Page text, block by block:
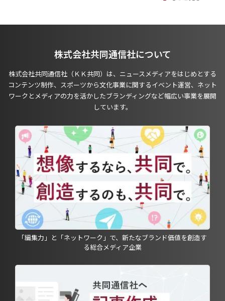
株式会社共同通信社について
株式会社共同通信社（ＫＫ共同）は、ニュースメディアをはじめとする
コンテンツ制作、スポーツから文化事業に関するイベント運営、ネット
ワークとメディアの力を活かしたブランディングなど幅広い事業を展開
しています。
「編集力」と「ネットワーク」で、新たなブランド価値を創造す
る総合メディア企業